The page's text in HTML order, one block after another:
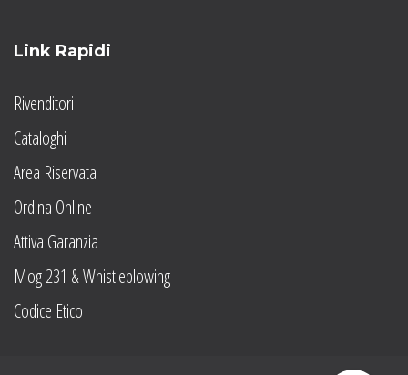
Link Rapidi
Rivenditori
Cataloghi
Area Riservata
Ordina Online
Attiva Garanzia
Mog 231 & Whistleblowing
Codice Etico